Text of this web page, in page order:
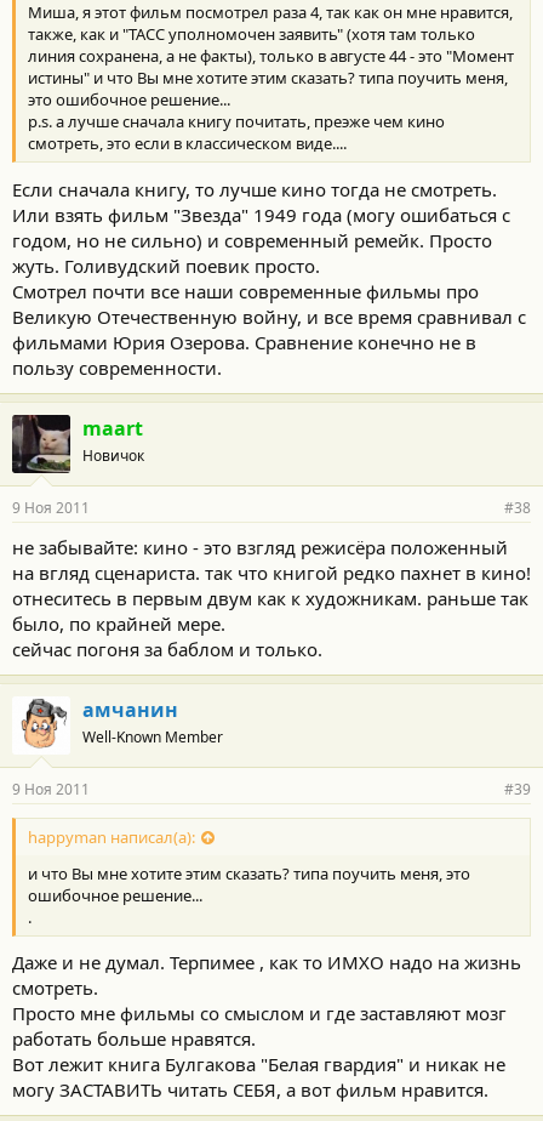
Миша, я этот фильм посмотрел раза 4, так как он мне нравится,
также, как и "ТАСС уполномочен заявить" (хотя там только
линия сохранена, а не факты), только в августе 44 - это "Момент
истины" и что Вы мне хотите этим сказать? типа поучить меня,
это ошибочное решение...
p.s. а лучше сначала книгу почитать, преэже чем кино
смотреть, это если в классическом виде....
Если сначала книгу, то лучше кино тогда не смотреть.
Или взять фильм "Звезда" 1949 года (могу ошибаться с
годом, но не сильно) и современный ремейк. Просто
жуть. Голивудский поевик просто.
Смотрел почти все наши современные фильмы про
Великую Отечественную войну, и все время сравнивал с
фильмами Юрия Озерова. Сравнение конечно не в
пользу современности.
maart
Новичок
9 Ноя 2011 #38
не забывайте: кино - это взгляд режисёра положенный
на вгляд сценариста. так что книгой редко пахнет в кино!
отнеситесь в первым двум как к художникам. раньше так
было, по крайней мере.
сейчас погоня за баблом и только.
амчанин
Well-Known Member
9 Ноя 2011 #39
happyman написал(а):
и что Вы мне хотите этим сказать? типа поучить меня, это
ошибочное решение...
.
Даже и не думал. Терпимее , как то ИМХО надо на жизнь
смотреть.
Просто мне фильмы со смыслом и где заставляют мозг
работать больше нравятся.
Вот лежит книга Булгакова "Белая гвардия" и никак не
могу ЗАСТАВИТЬ читать СЕБЯ, а вот фильм нравится.